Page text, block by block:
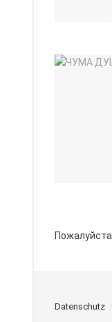
Пожалуйста
Datenschutz